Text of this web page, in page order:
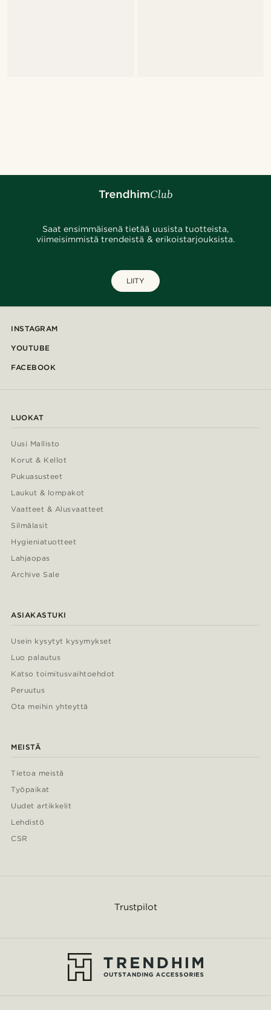
Saat ensimmäisenä tietää uusista tuotteista,
viimeisimmistä trendeistä & erikoistarjouksista.
LIITY
INSTAGRAM
YOUTUBE
FACEBOOK
LUOKAT
Uusi Mallisto
Korut & Kellot
Pukuasusteet
Laukut & lompakot
Vaatteet & Alusvaatteet
Silmälasit
Hygieniatuotteet
Lahjaopas
Archive Sale
ASIAKASTUKI
Usein kysytyt kysymykset
Luo palautus
Katso toimitusvaihtoehdot
Peruutus
Ota meihin yhteyttä
MEISTÄ
Tietoa meistä
Työpaikat
Uudet artikkelit
Lehdistö
CSR
Trustpilot